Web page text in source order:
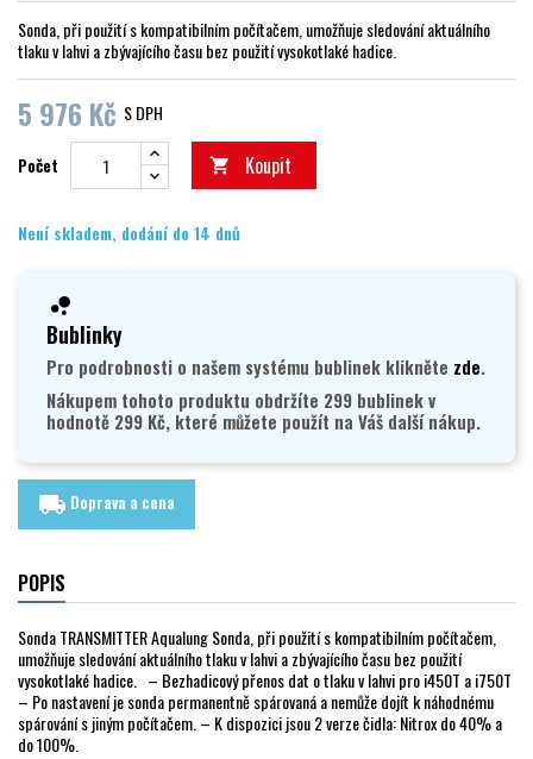
Sonda, při použití s kompatibilním počítačem, umožňuje sledování aktuálního
tlaku v lahvi a zbývajícího času bez použití vysokotlaké hadice.
5 976 Kč S DPH
Počet  Koupit
Není skladem, dodání do 14 dnů
Bublinky
Pro podrobnosti o našem systému bublinek klikněte zde.
Nákupem tohoto produktu obdržíte 299 bublinek v
hodnotě 299 Kč, které můžete použít na Váš další nákup.
local_shipping Doprava a cena
POPIS
Sonda TRANSMITTER Aqualung Sonda, při použití s kompatibilním počítačem,
umožňuje sledování aktuálního tlaku v lahvi a zbývajícího času bez použití
vysokotlaké hadice. – Bezhadicový přenos dat o tlaku v lahvi pro i450T a i750T
– Po nastavení je sonda permanentně spárovaná a nemůže dojít k náhodnému
spárování s jiným počítačem. – K dispozici jsou 2 verze čidla: Nitrox do 40% a
do 100%.